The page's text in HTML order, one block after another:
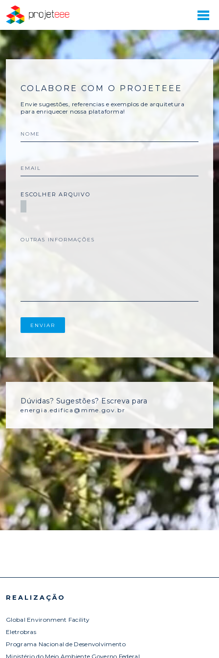
COLABORE COM O PROJETEEE
Envie sugestões, referencias e exemplos de arquitetura
para enriquecer nossa plataforma!
NOME
EMAIL
ESCOLHER ARQUIVO
OUTRAS INFORMAÇÕES
Dúvidas? Sugestões? Escreva para
energia.edifica@mme.gov.br
REALIZAÇÃO
Global Environment Facility
Eletrobras
Programa Nacional de Desenvolvimento
Ministério do Meio Ambiente Governo Federal